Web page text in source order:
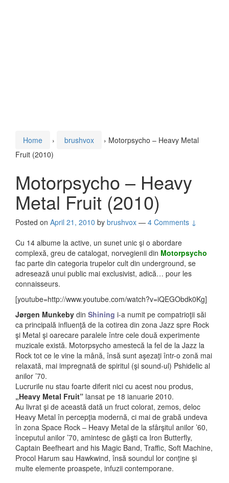
Home › brushvox › Motorpsycho – Heavy Metal
Fruit (2010)
Motorpsycho – Heavy
Metal Fruit (2010)
Posted on April 21, 2010 by brushvox — 4 Comments ↓
Cu 14 albume la active, un sunet unic şi o abordare
complexă, greu de catalogat, norvegienii din Motorpsycho
fac parte din categoria trupelor cult din underground, se
adresează unui public mai exclusivist, adică… pour les
connaisseurs.
[youtube=http://www.youtube.com/watch?v=iQEGObdk0Kg]
Jørgen Munkeby din Shining i-a numit pe compatrioţii săi
ca principală influenţă de la cotirea din zona Jazz spre Rock
şi Metal şi oarecare paralele între cele două experimente
muzicale există. Motorpsycho amestecă la fel de la Jazz la
Rock tot ce le vine la mână, însă sunt aşezaţi într-o zonă mai
relaxată, mai impregnată de spiritul (şi sound-ul) Pshidelic al
anilor ’70.
Lucrurile nu stau foarte diferit nici cu acest nou produs,
„Heavy Metal Fruit” lansat pe 18 ianuarie 2010.
Au livrat şi de această dată un fruct colorat, zemos, deloc
Heavy Metal în percepţia modernă, ci mai de grabă undeva
în zona Space Rock – Heavy Metal de la sfârşitul anilor ’60,
începutul anilor ’70, amintesc de găşti ca Iron Butterfly,
Captain Beefheart and his Magic Band, Traffic, Soft Machine,
Procol Harum sau Hawkwind, însă soundul lor conţine şi
multe elemente proaspete, infuzii contemporane.